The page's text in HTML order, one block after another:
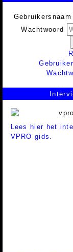
Gebruikersnaam
Wachtwoord
Lees hier het
VPRO gids.